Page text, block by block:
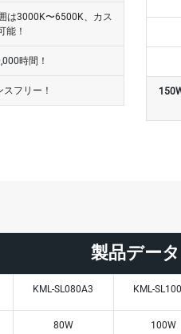
は3000K〜6500K、カス
能！
時間！
フリー！
製品データ
KML-SL080A3 KML-
80W 100W